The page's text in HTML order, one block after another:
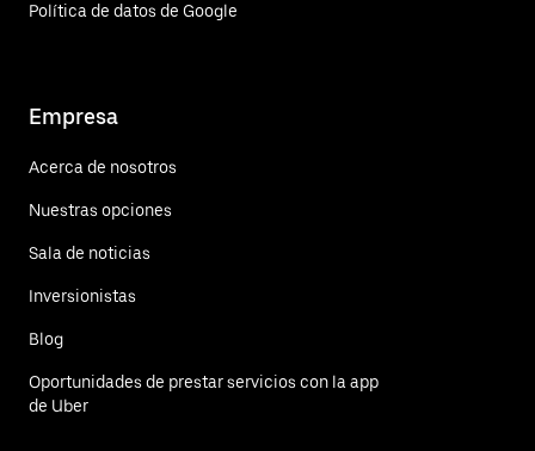
Política de datos de Google
Empresa
Acerca de nosotros
Nuestras opciones
Sala de noticias
Inversionistas
Blog
Oportunidades de prestar servicios con la app
de Uber